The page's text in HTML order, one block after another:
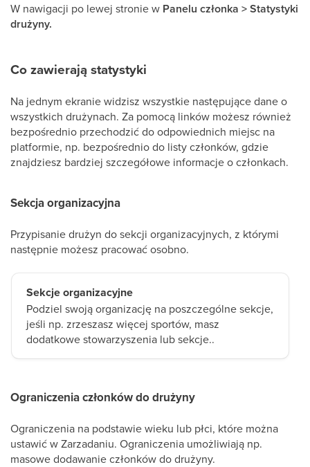
W nawigacji po lewej stronie w Panelu członka > Statystyki
drużyny.
Co zawierają statystyki
Na jednym ekranie widzisz wszystkie następujące dane o
wszystkich drużynach. Za pomocą linków możesz również
bezpośrednio przechodzić do odpowiednich miejsc na
platformie, np. bezpośrednio do listy członków, gdzie
znajdziesz bardziej szczegółowe informacje o członkach.
Sekcja organizacyjna
Przypisanie drużyn do sekcji organizacyjnych, z którymi
następnie możesz pracować osobno.
Sekcje organizacyjne
Podziel swoją organizację na poszczególne sekcje,
jeśli np. zrzeszasz więcej sportów, masz
dodatkowe stowarzyszenia lub sekcje..
Ograniczenia członków do drużyny
Ograniczenia na podstawie wieku lub płci, które można
ustawić w Zarzadaniu. Ograniczenia umożliwiają np.
masowe dodawanie członków do drużyny.